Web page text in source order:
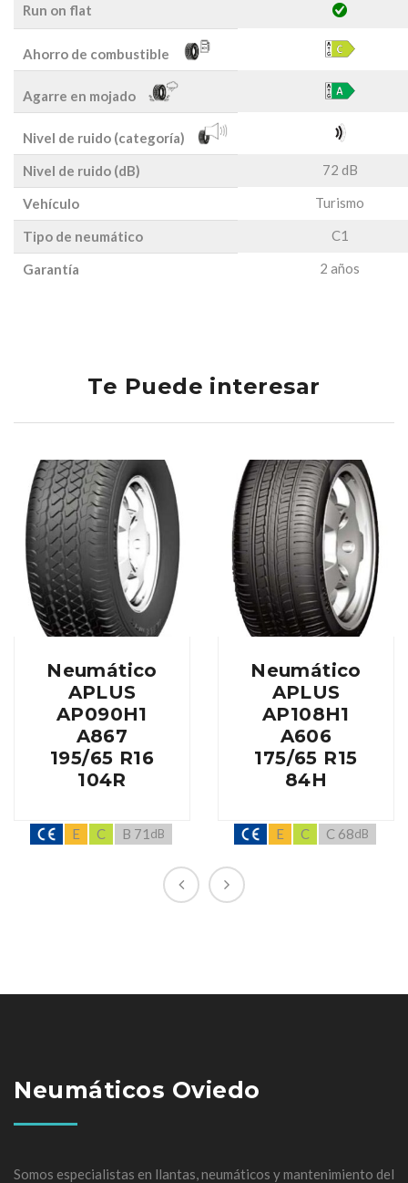
Run on flat
Ahorro de combustible
Agarre en mojado
Nivel de ruido (categoría)
Nivel de ruido (dB)
72 dB
Vehículo Turismo
Tipo de neumático C1
Garantía 2 años
Te Puede interesar
Neumático
APLUS
AP090H1
A867
195/65 R16
104R
E C B 71 dB
Neumático
APLUS
AP108H1
A606
175/65 R15
84H
E C C 68dB
Neumáticos Oviedo
Somos especialistas en llantas, neumáticos y mantenimiento del